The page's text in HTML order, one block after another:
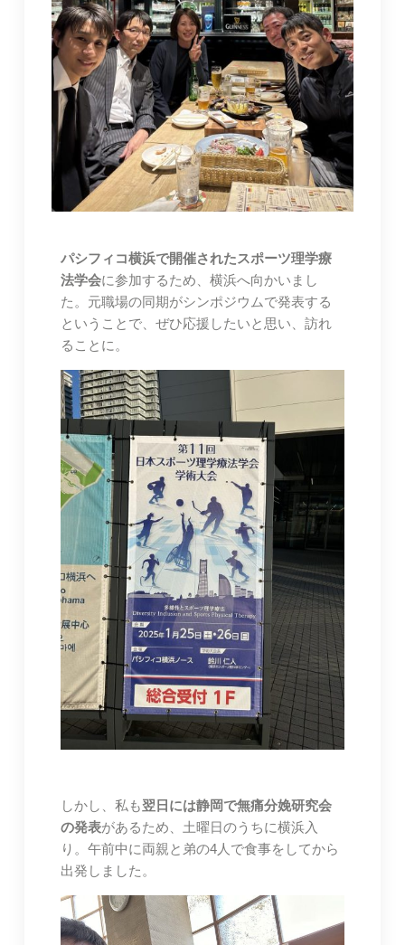
パシフィコ横浜で開催されたスポーツ理学療
法学会に参加するため、横浜へ向かいまし
た。元職場の同期がシンポジウムで発表する
ということで、ぜひ応援したいと思い、訪れ
ることに。
しかし、私も翌日には静岡で無痛分娩研究会
の発表があるため、土曜日のうちに横浜入
り。午前中に両親と弟の4人で食事をしてから
出発しました。